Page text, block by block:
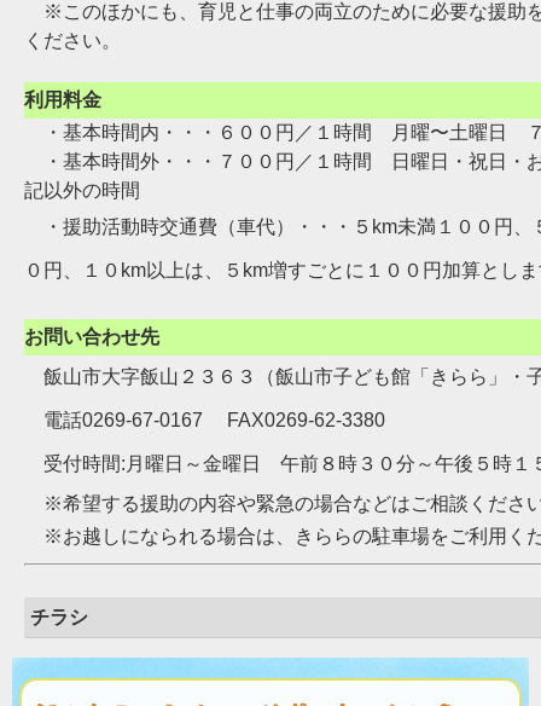
※このほかにも、育児と仕事の両立のために必要な援助
ください。
利用料金
・基本時間内・・・６００円／１時間 月曜〜土曜日
・基本時間外・・・７００円／１時間 日曜日・祝日・
記以外の時間
・援助活動時交通費（車代）・・・５km未満１００円、
０円、１０km以上は、５km増すごとに１００円加算とし
お問い合わせ先
飯山市大字飯山２３６３（飯山市子ども館「きらら」
電話0269-67-0167 FAX0269-62-3380
受付時間:月曜日～金曜日 午前８時３０分～午後５時１
※希望する援助の内容や緊急の場合などはご相談くださ
※お越しになられる場合は、きららの駐車場をご利用く
チラシ